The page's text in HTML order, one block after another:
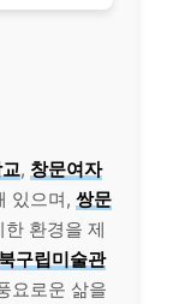
, 창문여자
있으며, 쌍문
환경을 제
구립미술관
요로운 삶을